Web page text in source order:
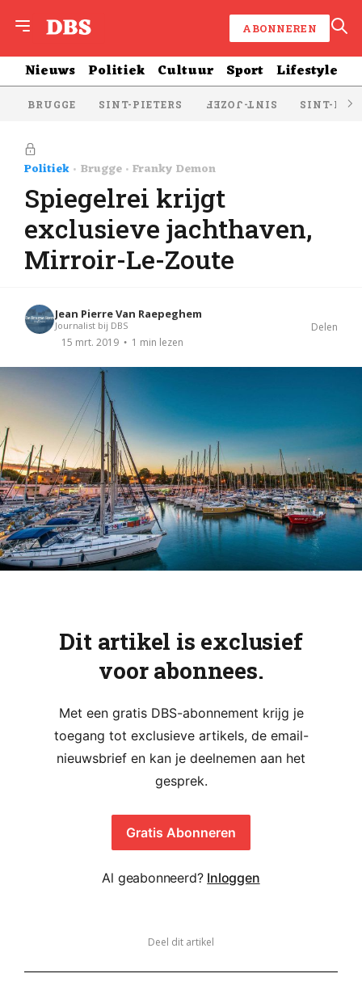
ABONNEREN
Nieuws Politiek Cultuur Sport Lifestyle
BRUGGE SINT-PIETERS SINT-JOZEF SINT-
Politiek Brugge Franky Demon
Spiegelrei krijgt
exclusieve jachthaven,
Mirroir-Le-Zoute
Jean Pierre Van Raepeghem
Journalist bij DBS
15 mrt. 2019 1 min lezen
Delen
Dit artikel is exclusief
voor abonnees.
Met een gratis DBS-abonnement krijg je
toegang tot exclusieve artikels, de email-
nieuwsbrief en kan je deelnemen aan het
gesprek.
Gratis Abonneren
Al geabonneerd? Inloggen
Deel dit artikel